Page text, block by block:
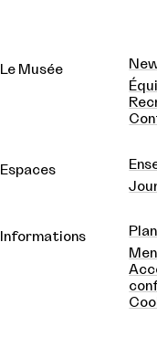
Le Musée
Espaces
Informations